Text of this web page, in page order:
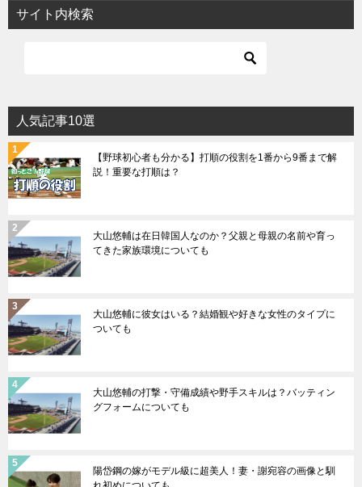
サイト内検索
人気記事10選
【野球初心者も分かる】打順の役割を1番から9番まで解
説！重要な打順は？
大山悠輔は在日韓国人なのか？父親と母親の名前や育っ
てきた家族環境についても
大山悠輔に彼女はいる？結婚観や好きな女性のタイプに
ついても
大山悠輔の打撃・守備成績や野手スキルは？バッティン
グフォームについても
陽岱鋼の嫁がモデル級に超美人！妻・謝宛容の画像と馴